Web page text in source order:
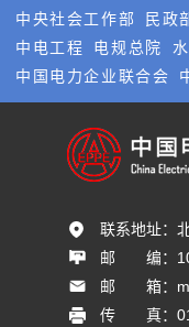
中央社会工作部
民政
中电工程
电规总院
中国电力企业联合会
联系地址：
邮       编：
邮       箱：
传       真：